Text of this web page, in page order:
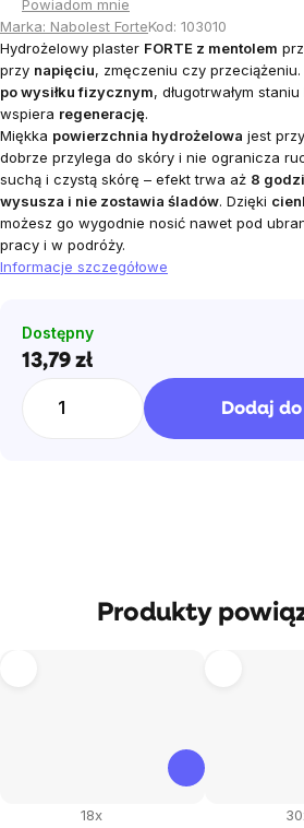
Powiadom mnie
Marka: Nabolest ForteKod: 103010
Hydrożelowy plaster FORTE z mentolem
przy napięciu, zmęczeniu czy
po wysiłku fizycznym, długotrwałym
wspiera regenerację.
Miękka powierzchnia hydrożelowa jest
dobrze przylega do skóry i nie ogranicza
suchą i czystą skórę – efekt trwa aż 8
wysusza i nie zostawia śladów. Dzięki
możesz go wygodnie nosić nawet pod
pracy i w podróży.
Informacje szczegółowe
Dostępny
13,79 złCena
jednostkowa:
Dodaj
Produkty
18x